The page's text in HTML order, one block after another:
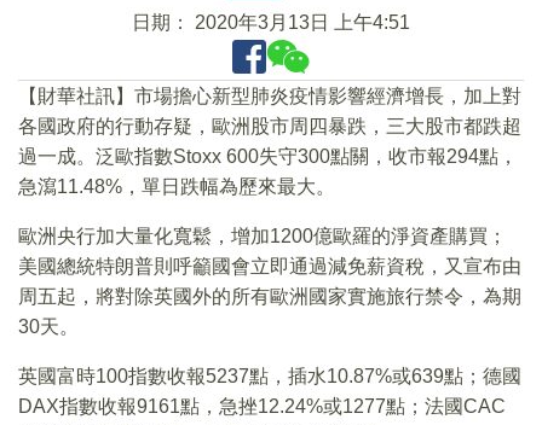
日期： 2020年3月13日 上午4:51
【財華社訊】市場擔心新型肺炎疫情影響經濟增長，加上對
各國政府的行動存疑，歐洲股市周四暴跌，三大股市都跌超
過一成。泛歐指數Stoxx 600失守300點關，收市報294點，
急瀉11.48%，單日跌幅為歷來最大。
歐洲央行加大量化寬鬆，增加1200億歐羅的淨資產購買；
美國總統特朗普則呼籲國會立即通過減免薪資稅，又宣布由
周五起，將對除英國外的所有歐洲國家實施旅行禁令，為期
30天。
英國富時100指數收報5237點，插水10.87%或639點；德國
DAX指數收報9161點，急挫12.24%或1277點；法國CAC